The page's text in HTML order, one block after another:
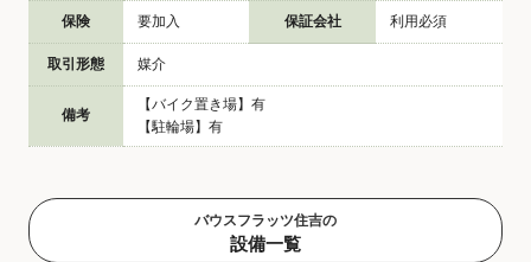
保険 要加入 保証会社 利用必須
取引形態 媒介
備考
【バイク置き場】有
【駐輪場】有
バウスフラッツ住吉の
設備一覧